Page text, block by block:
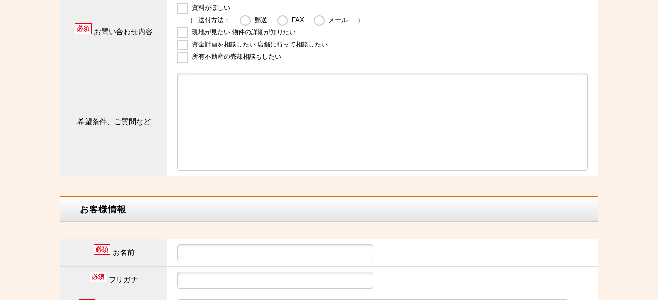
必須 お問い合わせ内容
資料がほしい
（
送付方法： 郵送 FAX メール
）
現地が見たい 物件の詳細が知りたい
資金計画を相談したい 店舗に行って相談したい
所有不動産の売却相談もしたい
希望条件、ご質問など
お客様情報
必須 お名前
必須 フリガナ